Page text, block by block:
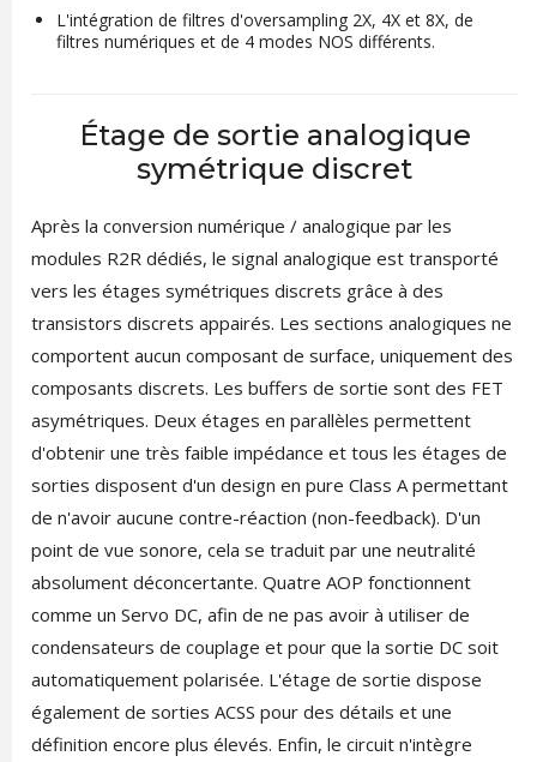
L'intégration de filtres d'oversampling 2X, 4X et 8X, de
filtres numériques et de 4 modes NOS différents.
Étage de sortie analogique
symétrique discret
Après la conversion numérique / analogique par les
modules R2R dédiés, le signal analogique est transporté
vers les étages symétriques discrets grâce à des
transistors discrets appairés. Les sections analogiques ne
comportent aucun composant de surface, uniquement des
composants discrets. Les buffers de sortie sont des FET
asymétriques. Deux étages en parallèles permettent
d'obtenir une très faible impédance et tous les étages de
sorties disposent d'un design en pure Class A permettant
de n'avoir aucune contre-réaction (non-feedback). D'un
point de vue sonore, cela se traduit par une neutralité
absolument déconcertante. Quatre AOP fonctionnent
comme un Servo DC, afin de ne pas avoir à utiliser de
condensateurs de couplage et pour que la sortie DC soit
automatiquement polarisée. L'étage de sortie dispose
également de sorties ACSS pour des détails et une
définition encore plus élevés. Enfin, le circuit n'intègre